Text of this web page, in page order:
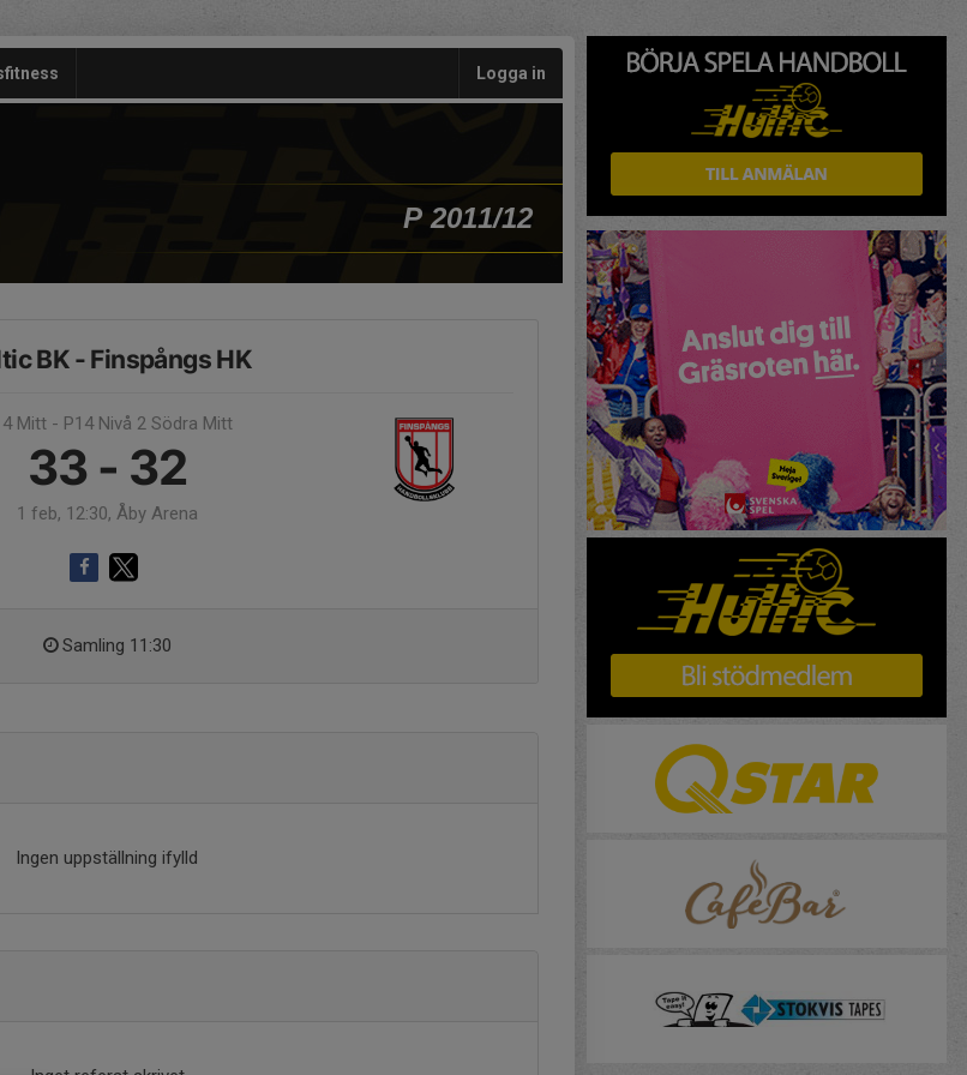
Logga in
P 2011/12
BK - Finspångs HK
Mitt - P14 Nivå 2 Södra Mitt
33 - 32
1 feb, 12:30, Åby Arena
Samling 11:30
Ingen uppställning ifylld